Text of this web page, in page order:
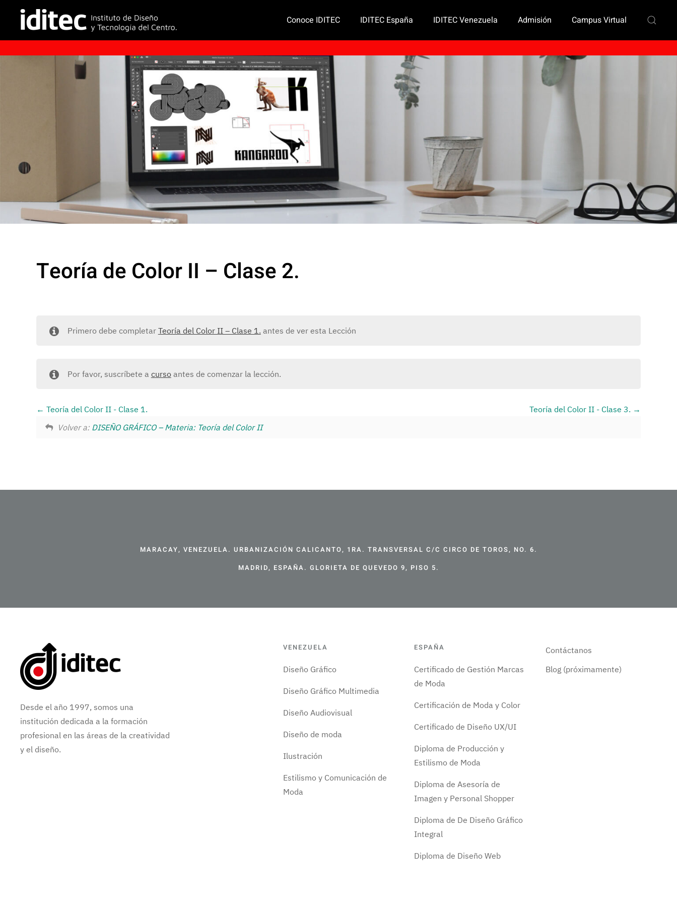
Conoce IDITEC IDITEC España IDITEC Venezuela Admisión Campus Virtual
Teoría de Color II – Clase 2.
Primero debe completar Teoría del Color II – Clase 1. antes de ver esta Lección
Por favor, suscríbete a cursoantes de comenzar la lección.
Teoría del Color II - Clase 1.
Teoría del Color II - Clase 3.
Volver a: DISEÑO GRÁFICO – Materia: Teoría del Color II
MARACAY, VENEZUELA. URBANIZACIÓN CALICANTO, 1RA. TRANSVERSAL C/C CIRCO DE TOROS, NO. 6.
MADRID, ESPAÑA. GLORIETA DE QUEVEDO 9, PISO 5.
Desde el año 1997, somos una
institución dedicada a la formación
profesional en las áreas de la creatividad
y el diseño.
VENEZUELA
Diseño Gráfico
Diseño Gráfico Multimedia
Diseño Audiovisual
Diseño de moda
Ilustración
Estilismo y Comunicación de
Moda
ESPAÑA
Certificado de Gestión Marcas
de Moda
Certificación de Moda y Color
Certificado de Diseño UX/UI
Diploma de Producción y
Estilismo de Moda
Diploma de Asesoría de
Imagen y Personal Shopper
Diploma de De Diseño Gráfico
Integral
Diploma de Diseño Web
Contáctanos
Blog (próximamente)